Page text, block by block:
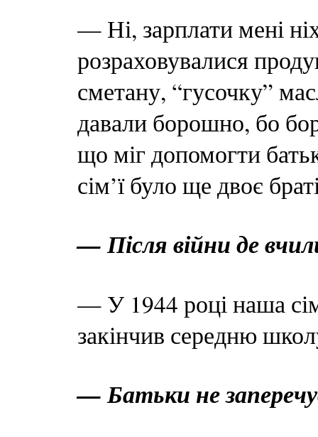
— Ні, зарплати мені
розраховувалися
сметану, “гусочку”
давали борошно, бо
що міг допомогти
сім’ї було ще двоє
— Після війни де
— У 1944 році наша
закінчив середню
— Батьки не